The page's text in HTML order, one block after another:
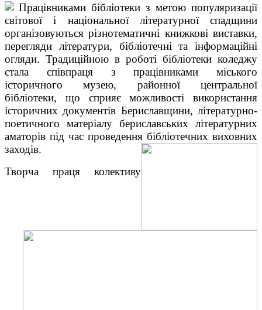
Працівниками бібліотеки з метою популяризації
світової і національної літературної спадщини
організовуються різнотематичні книжкові виставки,
перегляди літератури, бібліотечні та інформаційні
огляди. Традиційною в роботі бібліотеки коледжу
стала співпраця з працівниками міського
історичного музею, районної центральної
бібліотеки, що сприяє можливості використання
історичних документів Бериславщини, літературно-
поетичного матеріалу бериславських літературних
аматорів під час проведення бібліотечних виховних
заходів.
Творча праця колективу